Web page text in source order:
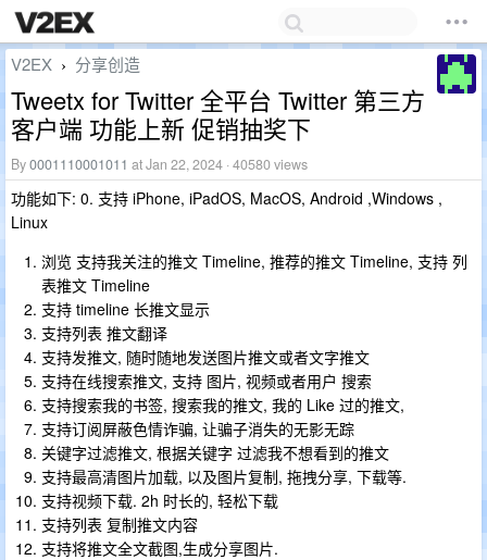
V2EX › 分享创造
Tweetx for Twitter 全平台 Twitter 第三方
客户端 功能上新 促销抽奖下
By0001110001011 at Jan 22, 2024 · 40580 views
功能如下: 0. 支持 iPhone, iPadOS, MacOS, Android ,Windows ,
Linux
浏览 支持我关注的推文 Timeline, 推荐的推文 Timeline, 支持 列
表推文 Timeline
支持 timeline 长推文显示
支持列表 推文翻译
支持发推文, 随时随地发送图片推文或者文字推文
支持在线搜索推文, 支持 图片, 视频或者用户 搜索
支持搜索我的书签, 搜索我的推文, 我的 Like 过的推文,
支持订阅屏蔽色情诈骗, 让骗子消失的无影无踪
关键字过滤推文, 根据关键字 过滤我不想看到的推文
支持最高清图片加载, 以及图片复制, 拖拽分享, 下载等.
支持视频下载. 2h 时长的, 轻松下载
支持列表 复制推文内容
支持将推文全文截图,生成分享图片.